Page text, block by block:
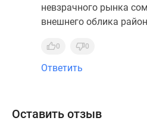
невзрачного рынка
внешнего облика
0 0
Ответить
Оставить отзыв